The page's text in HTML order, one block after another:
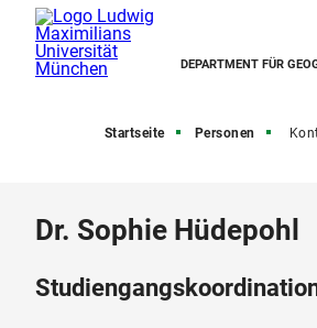
DEPARTMENT FÜR
Startseite Personen
Dr. Sophie Hüdepohl